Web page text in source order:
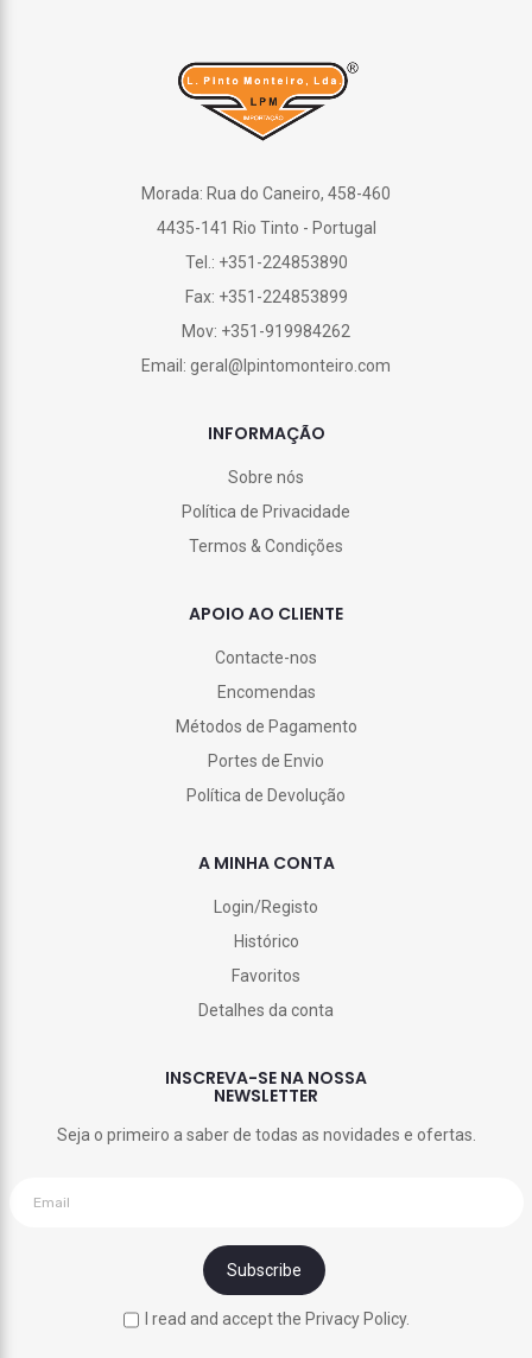
Morada: Rua do Caneiro, 458-460
4435-141 Rio Tinto - Portugal
Tel.: +351-224853890
Fax: +351-224853899
Mov: +351-919984262
Email: geral@lpintomonteiro.com
INFORMAÇÃO
Sobre nós
Política de Privacidade
Termos & Condições
APOIO AO CLIENTE
Contacte-nos
Encomendas
Métodos de Pagamento
Portes de Envio
Política de Devolução
A MINHA CONTA
Login/Registo
Histórico
Favoritos
Detalhes da conta
INSCREVA-SE NA NOSSA
NEWSLETTER
Seja o primeiro a saber de todas as novidades e ofertas.
I read and accept the Privacy Policy.